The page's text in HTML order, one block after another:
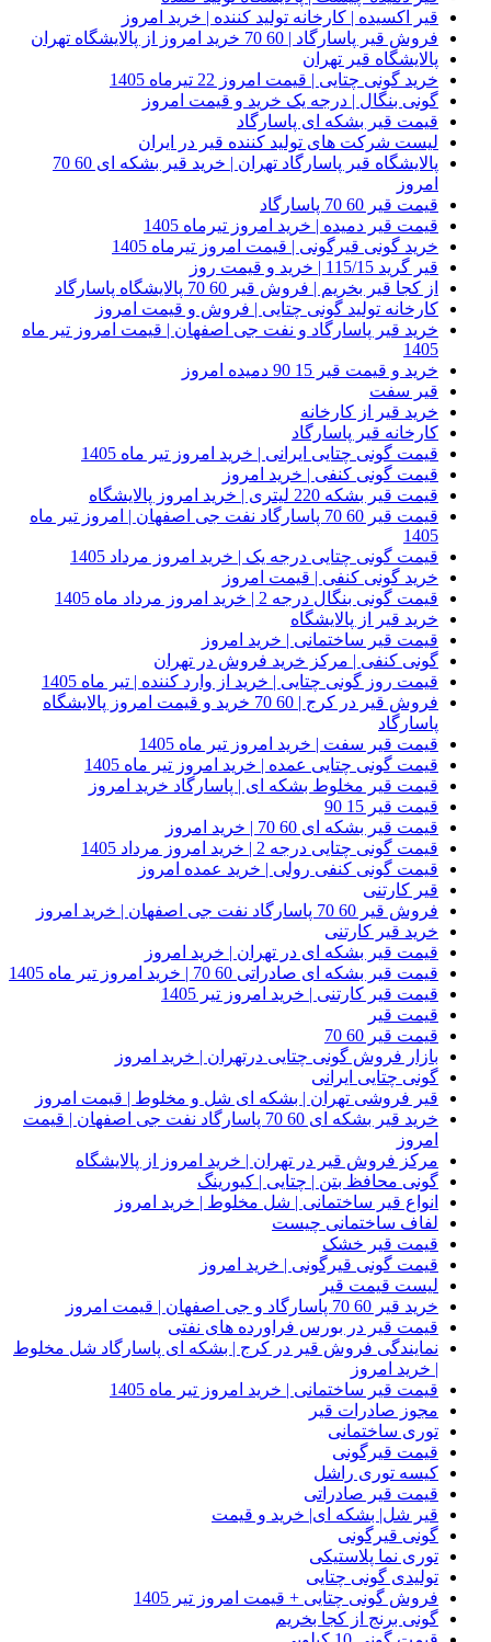
قیر اکسیده | کارخانه تولید کننده | خرید امروز
فروش قیر پاسارگاد | 60 70 خرید امروز از پالایشگاه تهران
پالایشگاه قیر تهران
خرید گونی چتایی | قیمت امروز 22 تیرماه 1405
گونی بنگال | درجه یک خرید و قیمت امروز
قیمت قیر بشکه ای پاسارگاد
لیست شرکت های تولید کننده قیر در ایران
پالایشگاه قیر پاسارگاد تهران | خرید قیر بشکه ای 60 70
امروز
قیمت قیر 60 70 پاسارگاد
قیمت قیر دمیده | خرید امروز تیرماه 1405
خرید گونی قیرگونی | قیمت امروز تیرماه 1405
قیر گرید 115/15 | خرید و قیمت روز
از کجا قیر بخریم | فروش قیر 60 70 پالایشگاه پاسارگاد
کارخانه تولید گونی چتایی | فروش و قیمت امروز
خرید قیر پاسارگاد و نفت جی اصفهان | قیمت امروز تیر ماه
1405
خرید و قیمت قیر 15 90 دمیده امروز
قیر سفت
خرید قیر از کارخانه
کارخانه قیر پاسارگاد
قیمت گونی چتایی ایرانی | خرید امروز تیر ماه 1405
قیمت گونی کنفی | خرید امروز
قیمت قیر بشکه 220 لیتری | خرید امروز پالایشگاه
قیمت قیر 60 70 پاسارگاد نفت جی اصفهان | امروز تیر ماه
1405
قیمت گونی چتایی درجه یک | خرید امروز مرداد 1405
خرید گونی کنفی | قیمت امروز
قیمت گونی بنگال درجه 2 | خرید امروز مرداد ماه 1405
خرید قیر از پالایشگاه
قیمت قیر ساختمانی | خرید امروز
گونی کنفی | مرکز خرید فروش در تهران
قیمت روز گونی چتایی | خرید از وارد کننده | تیر ماه 1405
فروش قیر در کرج | 60 70 خرید و قیمت امروز پالایشگاه
پاسارگاد
قیمت قیر سفت | خرید امروز تیر ماه 1405
قیمت گونی چتایی عمده | خرید امروز تیر ماه 1405
قیمت قیر مخلوط بشکه ای | پاسارگاد خرید امروز
قیمت قیر 15 90
قیمت قیر بشکه ای 60 70 | خرید امروز
قیمت گونی چتایی درجه 2 | خرید امروز مرداد 1405
قیمت گونی کنفی رولی | خرید عمده امروز
قیر کارتنی
فروش قیر 60 70 پاسارگاد نفت جی اصفهان | خرید امروز
خرید قیر کارتنی
قیمت قیر بشکه ای در تهران | خرید امروز
قیمت قیر بشکه ای صادراتی 60 70 | خرید امروز تیر ماه 1405
قیمت قیر کارتنی | خرید امروز تیر 1405
قیمت قیر
قیمت قیر 60 70
بازار فروش گونی چتایی درتهران | خرید امروز
گونی چتایی ایرانی
قیر فروشی تهران | بشکه ای شل و مخلوط | قیمت امروز
خرید قیر بشکه ای 60 70 پاسارگاد نفت جی اصفهان | قیمت
امروز
مرکز فروش قیر در تهران | خرید امروز از پالایشگاه
گونی محافظ بتن | چتایی | کیورینگ
انواع قیر ساختمانی | شل مخلوط | خرید امروز
لفاف ساختمانی چیست
قیمت قیر خشک
قیمت گونی قیرگونی | خرید امروز
لیست قیمت قیر
خرید قیر 60 70 پاسارگاد و جی اصفهان | قیمت امروز
قیمت قیر در بورس فراورده های نفتی
نمایندگی فروش قیر در کرج | بشکه ای پاسارگاد شل مخلوط
| خرید امروز
قیمت قیر ساختمانی | خرید امروز تیر ماه 1405
مجوز صادرات قیر
توری ساختمانی
قیمت قیرگونی
کیسه توری راشل
قیمت قیر صادراتی
قیر شل| بشکه ای| خرید و قیمت
گونی قیرگونی
توری نما پلاستیکی
تولیدی گونی چتایی
فروش گونی چتایی + قیمت امروز تیر 1405
گونی برنج از کجا بخریم